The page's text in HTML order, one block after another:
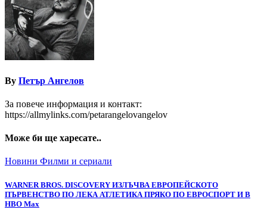
By Петър Ангелов
За повече информация и контакт:
https://allmylinks.com/petarangelovangelov
Може би ще харесате..
Новини Филми и сериали
WARNER BROS. DISCOVERY ИЗЛЪЧВА ЕВРОПЕЙСКОТО
ПЪРВЕНСТВО ПО ЛЕКА АТЛЕТИКА ПРЯКО ПО ЕВРОСПОРТ И В
НВО Мах